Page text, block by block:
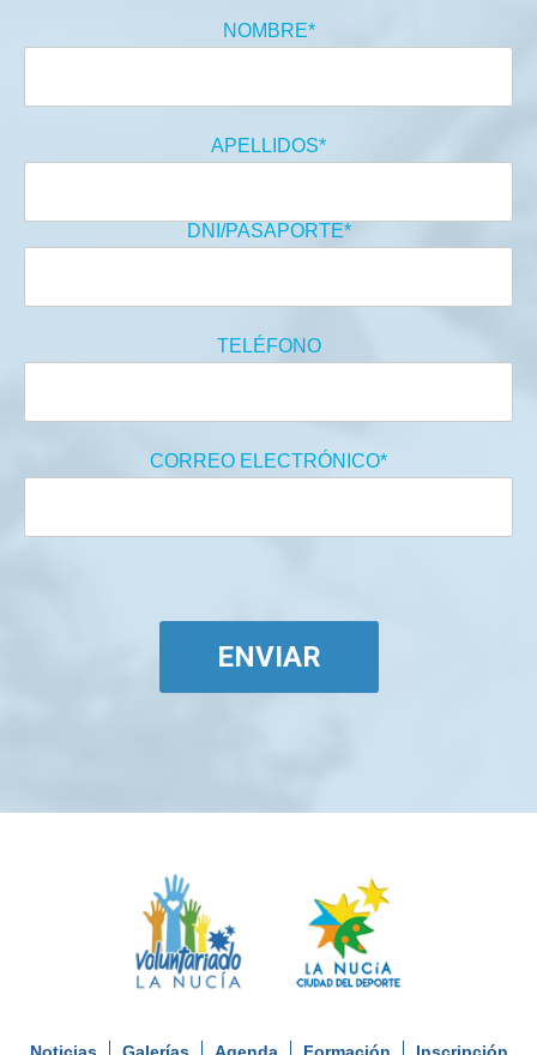
NOMBRE*
APELLIDOS*
DNI/PASAPORTE*
TELÉFONO
CORREO ELECTRÓNICO*
ENVIAR
Noticias Galerías Agenda Formación Inscripción